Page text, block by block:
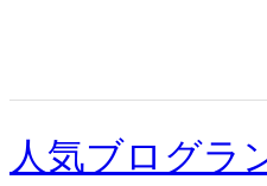
人気ブログラ